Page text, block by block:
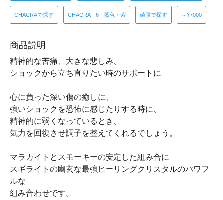
CHACRAで探す CHACRA 6 藍色・紫 値段で探す ～¥7000
商品説明
精神的な苦痛、大きな悲しみ、
ショックから立ち直りたい時のサポートに
心に負った深い傷の癒しに、
強いショックを恐怖に感じたりする時に、
精神的に弱くなっているとき、
気力を回復させ調子を整えてくれるでしょう。
マラカイトとスモーキーの安定した組み合に
スギライトの幽玄な最強ヒーリングクリスタルのパワフ
ルな
組み合わせです。